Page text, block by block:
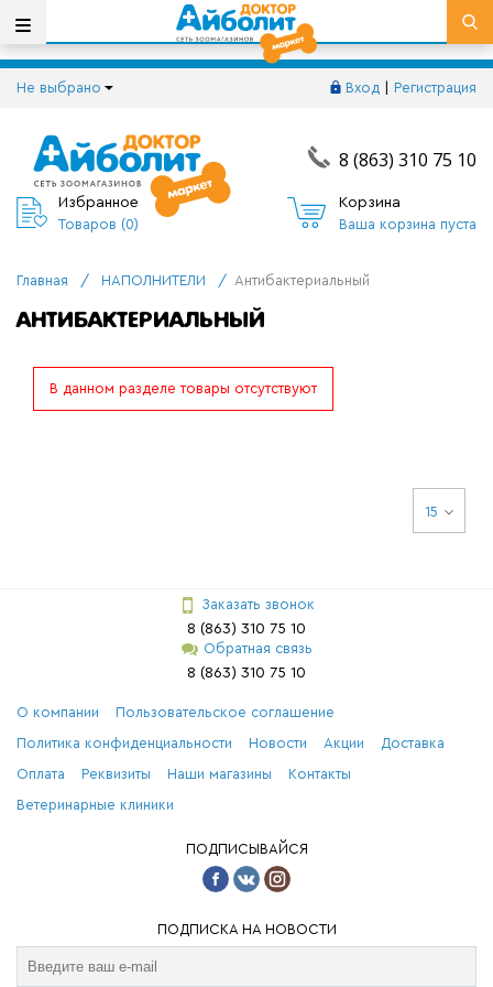
Не выбрано Вход Регистрация
8 (863) 310 75 10
Избранное
Товаров (0)
Корзина
Ваша корзина пуста
Главная / НАПОЛНИТЕЛИ / Антибактериальный
АНТИБАКТЕРИАЛЬНЫЙ
В данном разделе товары отсутствуют
15
Заказать звонок
8 (863) 310 75 10
Обратная связь
8 (863) 310 75 10
О компании Пользовательское соглашение
Политика конфиденциальности Новости Акции Доставка
Оплата Реквизиты Наши магазины Контакты
Ветеринарные клиники
ПОДПИСЫВАЙСЯ
ПОДПИСКА НА НОВОСТИ